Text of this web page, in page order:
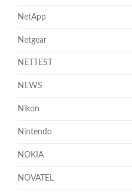
NetApp
Netgear
NETTEST
NEWS
Nikon
Nintendo
NOKIA
NOVATEL